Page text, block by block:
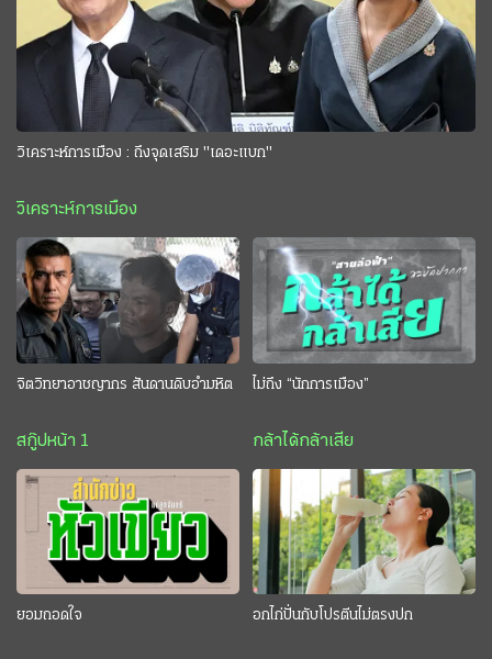
วิเคราะห์การเมือง : ถึงจุดเสริม "เดอะแบก"
วิเคราะห์การเมือง
จิตวิทยาอาชญากร สันดานดิบอำมหิต
สกู๊ปหน้า 1
ไม่ถึง “นักการเมือง”
กล้าได้กล้าเสีย
ยอมถอดใจ อกไก่ปั่นกับโปรตีนไม่ตรงปก